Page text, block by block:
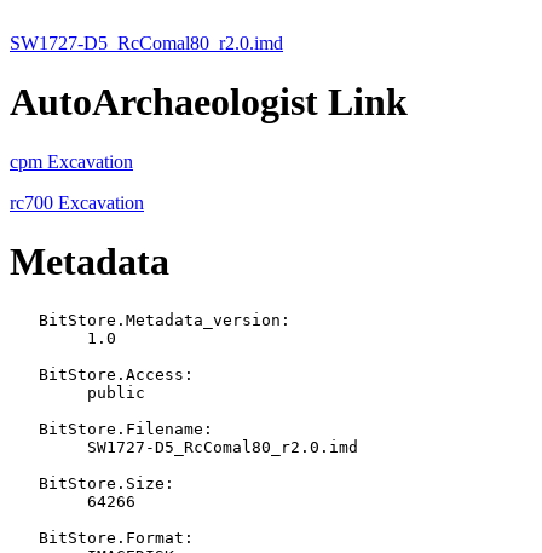
SW1727-D5_RcComal80_r2.0.imd
AutoArchaeologist Link
cpm Excavation
rc700 Excavation
Metadata
   BitStore.Metadata_version:
   BitStore.Access:
   BitStore.Filename:
   BitStore.Size:
   BitStore.Format: